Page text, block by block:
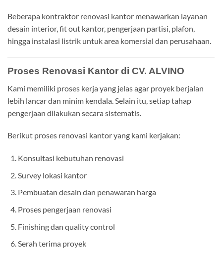
Beberapa kontraktor renovasi kantor menawarkan layanan
desain interior, fit out kantor, pengerjaan partisi, plafon,
hingga instalasi listrik untuk area komersial dan perusahaan.
Proses Renovasi Kantor di CV. ALVINO
Kami memiliki proses kerja yang jelas agar proyek berjalan
lebih lancar dan minim kendala. Selain itu, setiap tahap
pengerjaan dilakukan secara sistematis.
Berikut proses renovasi kantor yang kami kerjakan:
Konsultasi kebutuhan renovasi
Survey lokasi kantor
Pembuatan desain dan penawaran harga
Proses pengerjaan renovasi
Finishing dan quality control
Serah terima proyek